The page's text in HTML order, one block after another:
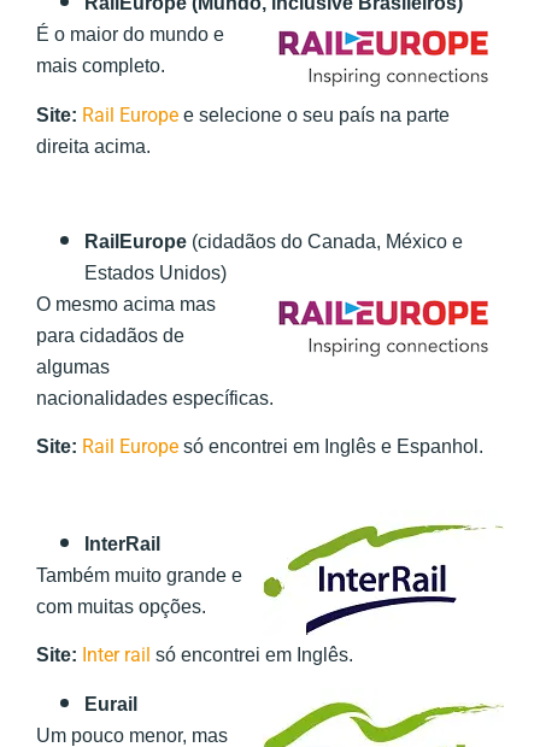
É o maior do mundo e
mais completo.
Site: Rail Europe e selecione o seu país na parte
direita acima.
RailEurope (cidadãos do Canada, México e
Estados Unidos)
O mesmo acima mas
para cidadãos de
algumas
nacionalidades específicas.
Site: Rail Europe só encontrei em Inglês e Espanhol.
InterRail
Também muito grande e
com muitas opções.
Site: Inter rail só encontrei em Inglês.
Eurail
Um pouco menor, mas